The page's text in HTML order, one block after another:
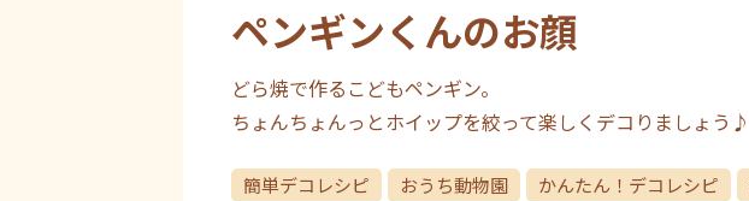
ペンギンくんのお顔
どら焼で作るこどもペンギン。
ちょんちょんっとホイップを絞って楽しくデコりましょう♪
簡単デコレシピ おうち動物園 かんたん！デコレシピ